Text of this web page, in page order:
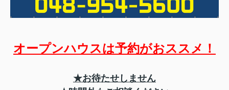
オープンハウスは予約がおススメ！
★お待たせしません